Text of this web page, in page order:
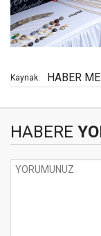
Kaynak: HABER
HABERE